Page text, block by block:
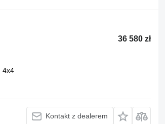
36 580 zł
4x4
Kontakt z dealerem